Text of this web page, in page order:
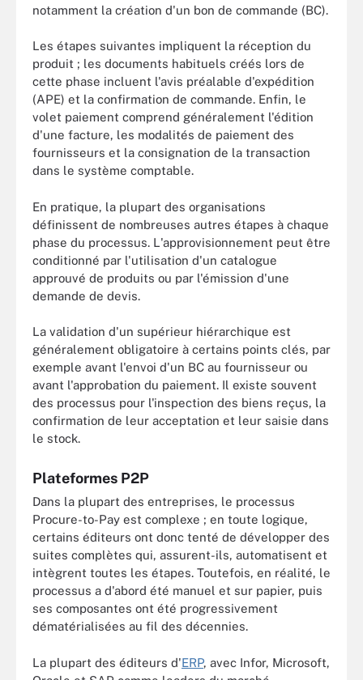
notamment la création d'un bon de commande (BC).
Les étapes suivantes impliquent la réception du
produit ; les documents habituels créés lors de
cette phase incluent l'avis préalable d'expédition
(APE) et la confirmation de commande. Enfin, le
volet paiement comprend généralement l'édition
d'une facture, les modalités de paiement des
fournisseurs et la consignation de la transaction
dans le système comptable.
En pratique, la plupart des organisations
définissent de nombreuses autres étapes à chaque
phase du processus. L'approvisionnement peut être
conditionné par l'utilisation d'un catalogue
approuvé de produits ou par l'émission d'une
demande de devis.
La validation d'un supérieur hiérarchique est
généralement obligatoire à certains points clés, par
exemple avant l'envoi d'un BC au fournisseur ou
avant l'approbation du paiement. Il existe souvent
des processus pour l'inspection des biens reçus, la
confirmation de leur acceptation et leur saisie dans
le stock.
Plateformes P2P
Dans la plupart des entreprises, le processus
Procure-to-Pay est complexe ; en toute logique,
certains éditeurs ont donc tenté de développer des
suites complètes qui, assurent-ils, automatisent et
intègrent toutes les étapes. Toutefois, en réalité, le
processus a d'abord été manuel et sur papier, puis
ses composantes ont été progressivement
dématérialisées au fil des décennies.
La plupart des éditeurs d'ERP, avec Infor, Microsoft,